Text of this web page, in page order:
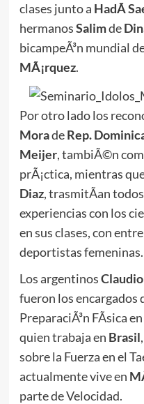
clases junto a HadÃ­
hermanosSalimde
bicampeÃ³n mundial
MÃ¡rquez.
Por otro lado los
MoradeRep.
Meijer, tambiÃ©n
prÃ¡ctica, mientras
Diaz, trasmitÃ­an
experiencias con los
en sus clases, con
deportistas femeninas.
Los argentinos
fueron los encargados
PreparaciÃ³n FÃ­sica
quien trabaja en Brasil
sobre la Fuerza en el
actualmente vive en
parte de Velocidad.